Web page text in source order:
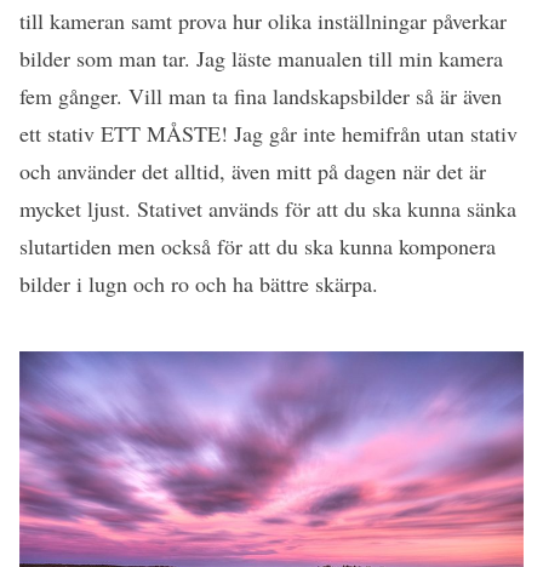
till kameran samt prova hur olika inställningar påverkar
bilder som man tar. Jag läste manualen till min kamera
fem gånger. Vill man ta fina landskapsbilder så är även
ett stativ ETT MÅSTE! Jag går inte hemifrån utan stativ
och använder det alltid, även mitt på dagen när det är
mycket ljust. Stativet används för att du ska kunna sänka
slutartiden men också för att du ska kunna komponera
bilder i lugn och ro och ha bättre skärpa.